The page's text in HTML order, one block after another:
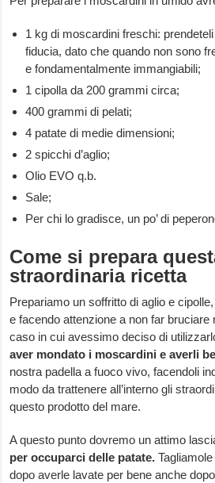
1 kg di moscardini freschi:
fiducia, dato che quando non sono
e fondamentalmente immangiabili;
1 cipolla da 200 grammi circa;
400 grammi di pelati;
4 patate di medie dimensioni;
2 spicchi d’aglio;
Olio EVO q.b.
Sale;
Per chi lo gradisce, un po’ di
Come si prepara
straordinaria ricetta
Prepariamo un soffritto di aglio e
e facendo attenzione a non far bruciare
caso in cui avessimo deciso di
aver mondato i moscardini e averli
nostra padella a fuoco vivo, facendoli
modo da trattenere all’interno gli
questo prodotto del mare.
A questo punto dovremo un attimo
per occuparci delle patate.
dopo averle lavate per bene anche